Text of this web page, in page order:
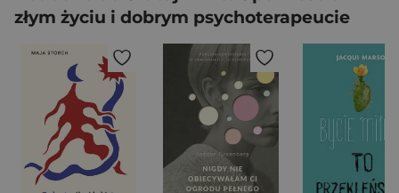
złym życiu i dobrym psychoterapeucie